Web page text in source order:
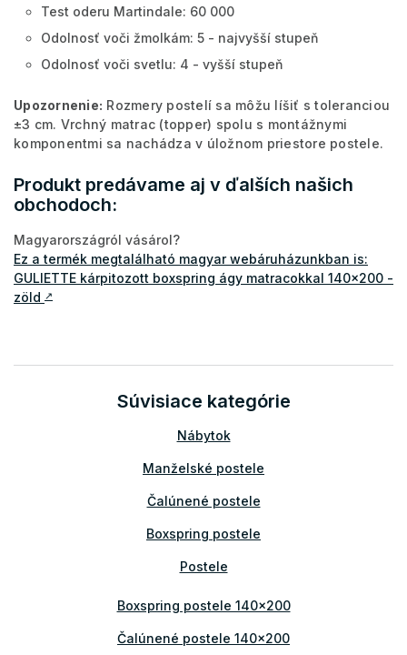
Test oderu Martindale: 60 000
Odolnosť voči žmolkám: 5 - najvyšší stupeň
Odolnosť voči svetlu: 4 - vyšší stupeň
Upozornenie: Rozmery postelí sa môžu líšiť s toleranciou
±3 cm. Vrchný matrac (topper) spolu s montážnymi
komponentmi sa nachádza v úložnom priestore postele.
Produkt predávame aj v ďalších našich
obchodoch:
Magyarországról vásárol?
Ez a termék megtalálható magyar webáruházunkban is:
GULIETTE kárpitozott boxspring ágy matracokkal 140x200 -
zöld ↗
Súvisiace kategórie
Nábytok
Manželské postele
Čalúnené postele
Boxspring postele
Postele
Boxspring postele 140x200
Čalúnené postele 140x200